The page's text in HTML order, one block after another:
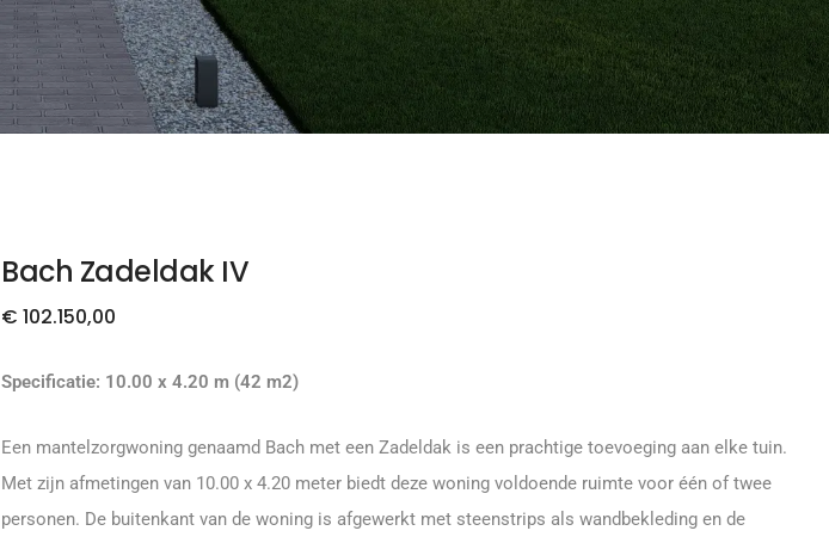
Bach Zadeldak IV
€ 102.150,00
Specificatie: 10.00 x 4.20 m (42 m2)
Een mantelzorgwoning genaamd Bach met een Zadeldak is een prachtige toevoeging aan elke tuin.
Met zijn afmetingen van 10.00 x 4.20 meter biedt deze woning voldoende ruimte voor één of twee
personen. De buitenkant van de woning is afgewerkt met steenstrips als wandbekleding en de